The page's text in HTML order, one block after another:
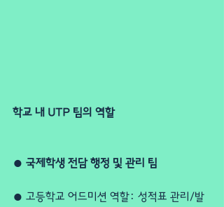
학교 내 UTP 팀의 역할
● 국제학생 전담 행정 및 관리 팀
● 고등학교 어드미션 역할: 성적표 관리/발